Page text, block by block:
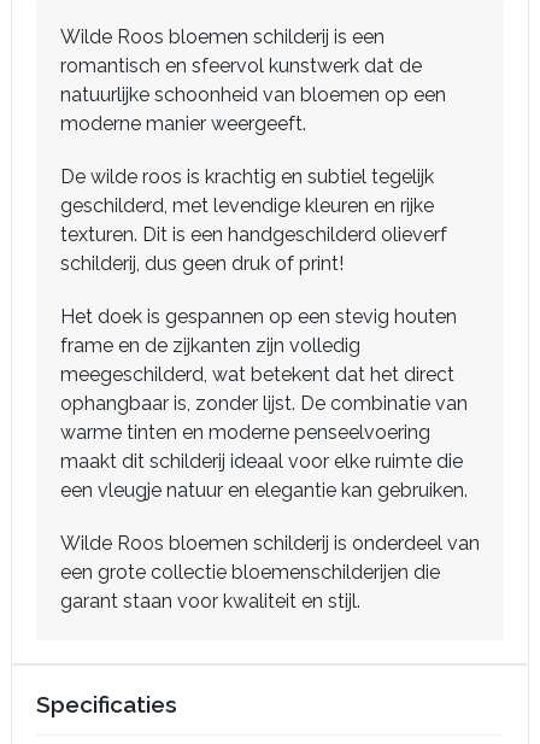
Wilde Roos bloemen schilderij is een
romantisch en sfeervol kunstwerk dat de
natuurlijke schoonheid van bloemen op een
moderne manier weergeeft.
De wilde roos is krachtig en subtiel tegelijk
geschilderd, met levendige kleuren en rijke
texturen. Dit is een handgeschilderd olieverf
schilderij, dus geen druk of print!
Het doek is gespannen op een stevig houten
frame en de zijkanten zijn volledig
meegeschilderd, wat betekent dat het direct
ophangbaar is, zonder lijst. De combinatie van
warme tinten en moderne penseelvoering
maakt dit schilderij ideaal voor elke ruimte die
een vleugje natuur en elegantie kan gebruiken.
Wilde Roos bloemen schilderij is onderdeel van
een grote collectie bloemenschilderijen die
garant staan voor kwaliteit en stijl.
Specificaties